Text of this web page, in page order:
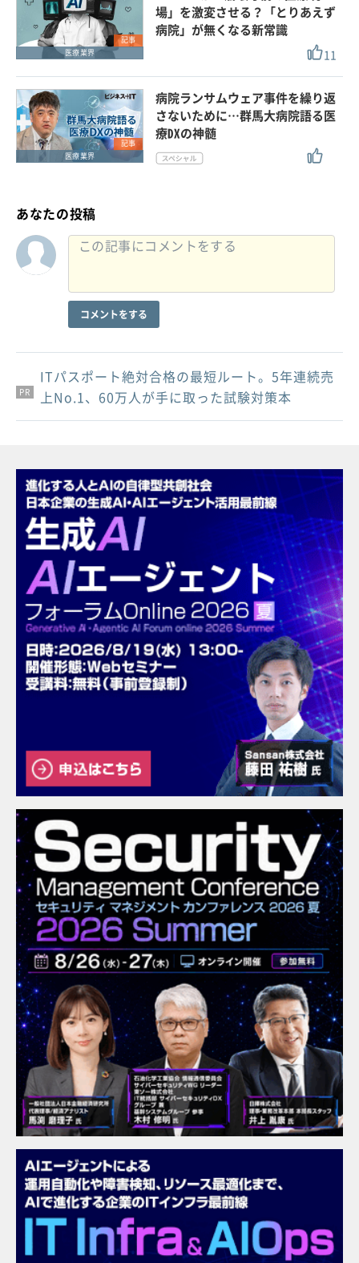
記事
医療業界
場」を激変させる？「とりあえず
病院」が無くなる新常識
11
記事
医療業界
病院ランサムウェア事件を繰り返
さないために…群馬大病院語る医
療DXの神髄
あなたの投稿
コメントをする
PR
PR
PR
ITパスポート絶対合格の最短ルート。5年連続売
上No.1、60万人が手に取った試験対策本